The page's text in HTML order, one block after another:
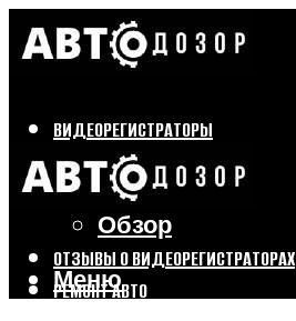
ВИДЕОРЕГИСТРАТОРЫ
Бренды
Выбор
Обзор
ОТЗЫВЫ О ВИДЕОРЕГИСТРАТОРАХ
РЕМОНТ АВТО
Меню